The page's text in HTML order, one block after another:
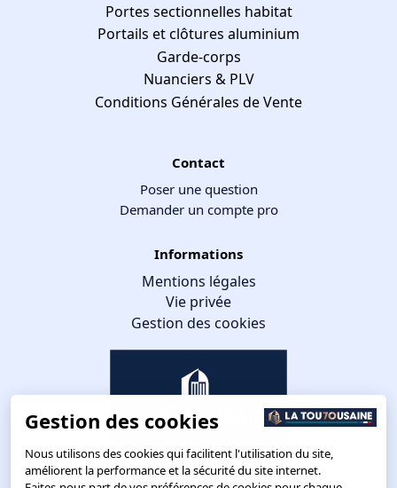
Portes sectionnelles habitat
Portails et clôtures aluminium
Garde-corps
Nuanciers & PLV
Conditions Générales de Vente
Contact
Poser une question
Demander un compte pro
Informations
Mentions légales
Vie privée
Gestion des cookies
Gestion des cookies
Nous utilisons des cookies qui facilitent l'utilisation du site,
améliorent la performance et la sécurité du site internet.